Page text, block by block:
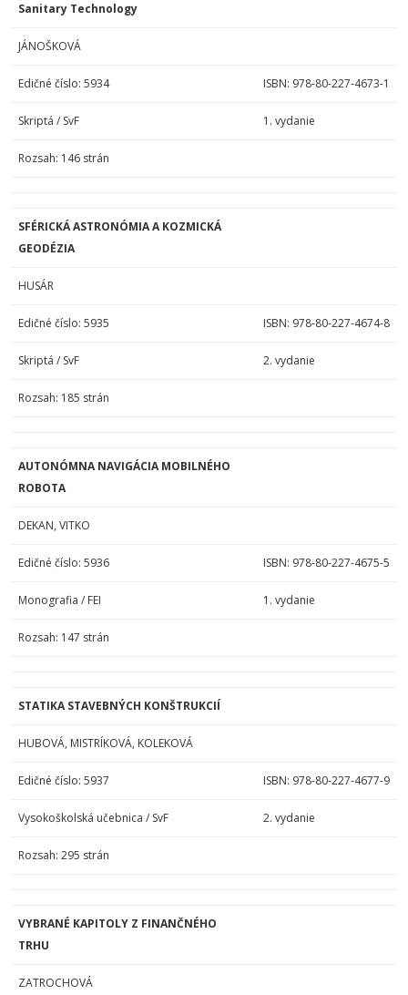
Sanitary Technology
JÁNOŠKOVÁ
Edičné číslo: 5934 ISBN: 978-80-227-4673-1
Skriptá / SvF 1. vydanie
Rozsah: 146 strán
SFÉRICKÁ ASTRONÓMIA A KOZMICKÁ
GEODÉZIA
HUSÁR
Edičné číslo: 5935 ISBN: 978-80-227-4674-8
Skriptá / SvF 2. vydanie
Rozsah: 185 strán
AUTONÓMNA NAVIGÁCIA MOBILNÉHO
ROBOTA
DEKAN, VITKO
Edičné číslo: 5936 ISBN: 978-80-227-4675-5
Monografia / FEI 1. vydanie
Rozsah: 147 strán
STATIKA STAVEBNÝCH KONŠTRUKCIÍ
HUBOVÁ, MISTRÍKOVÁ, KOLEKOVÁ
Edičné číslo: 5937 ISBN: 978-80-227-4677-9
Vysokoškolská učebnica / SvF 2. vydanie
Rozsah: 295 strán
VYBRANÉ KAPITOLY Z FINANČNÉHO
TRHU
ZATROCHOVÁ